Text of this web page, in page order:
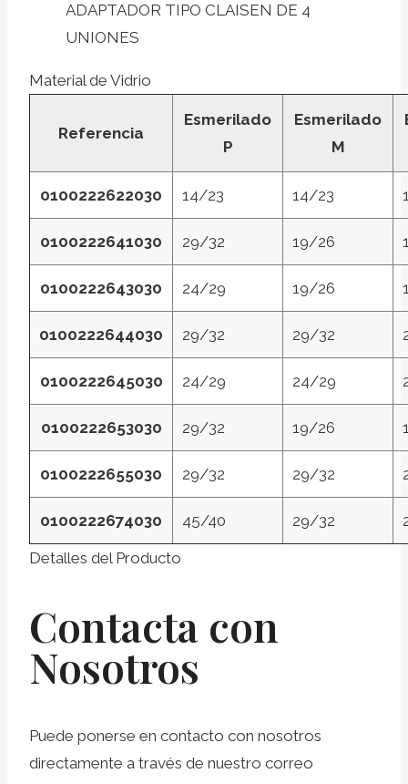
ADAPTADOR TIPO CLAISEN DE 4
UNIONES
Material de Vidrio
Referencia
Esmerilado
P
Esmerilado
M
0100222622030 14/23 14/23
0100222641030 29/32 19/26
0100222643030 24/29 19/26
0100222644030 29/32 29/32
0100222645030 24/29 24/29
0100222653030 29/32 19/26
0100222655030 29/32 29/32
0100222674030 45/40 29/32
Detalles del Producto
Contacta con
Nosotros
Puede ponerse en contacto con nosotros
directamente a través de nuestro correo